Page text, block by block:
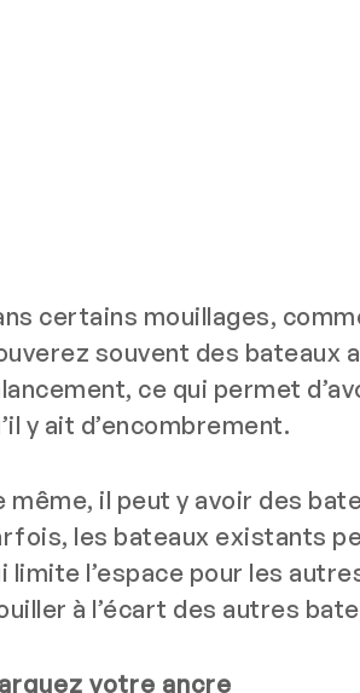
certains mouillages,
souvent des bateaux
ce qui permet
y ait d’encombrement.
même, il peut y avoir des
les bateaux existants
limite l’espace pour les
à l’écart des autres
votre ancre